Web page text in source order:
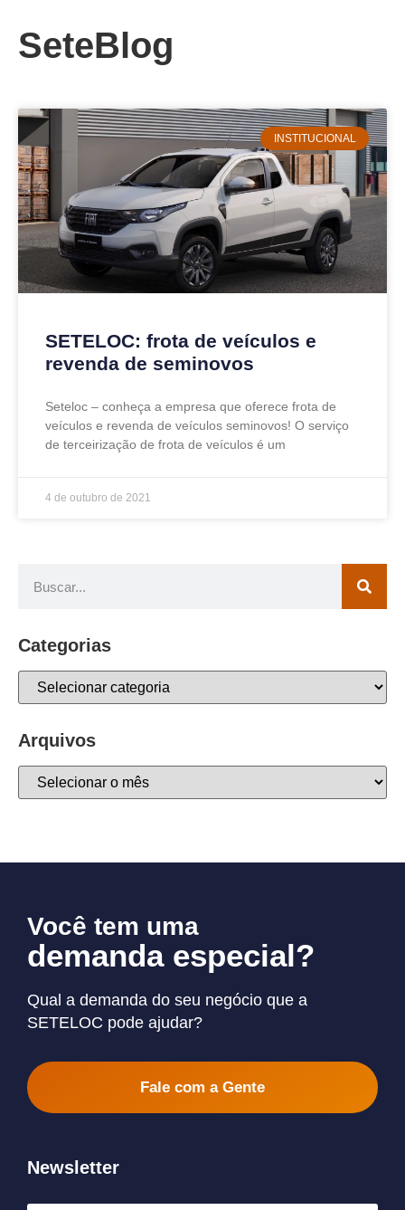
SeteBlog
INSTITUCIONAL
SETELOC: frota de veículos e
revenda de seminovos
Seteloc – conheça a empresa que oferece frota de
veículos e revenda de veículos seminovos! O serviço
de terceirização de frota de veículos é um
4 de outubro de 2021
Categorias
Arquivos
Você tem uma
demanda especial?
Qual a demanda do seu negócio que a
SETELOC pode ajudar?
Fale com a Gente
Newsletter